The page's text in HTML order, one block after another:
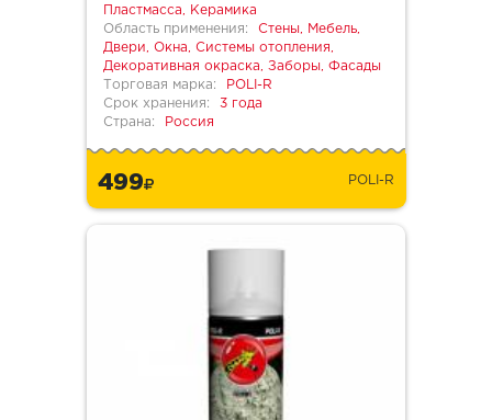
Пластмасса, Керамика
Область применения:
Стены, Мебель,
Двери, Окна, Системы отопления,
Декоративная окраска, Заборы, Фасады
Торговая марка:
POLI-R
Срок хранения:
3 года
Страна:
Россия
499 POLI-R